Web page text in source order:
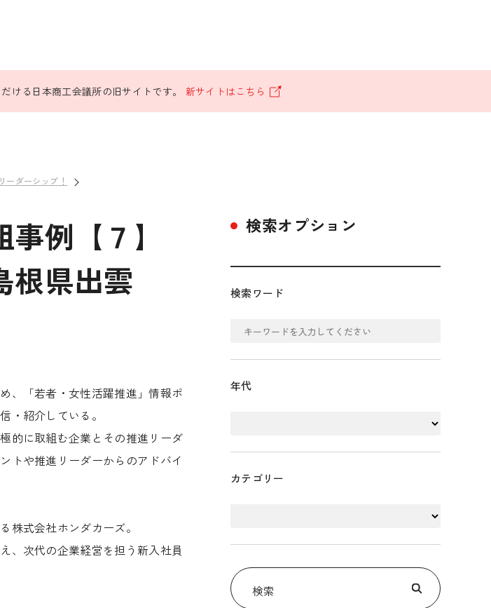
ける日本商工会議所の旧サイトです。 新サイトはこちら
ーダーシップ！
例【７】
根県出雲
、「若者・女性活躍推進」情報ポ
・紹介している。
的に取組む企業とその推進リーダ
トや推進リーダーからのアドバイ
式会社ホンダカーズ。
、次代の企業経営を担う新入社員
検索オプション
検索ワード
年代
カテゴリー
検索